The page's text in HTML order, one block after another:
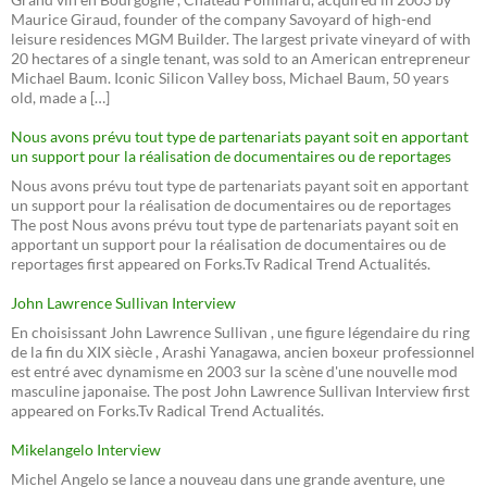
Maurice Giraud, founder of the company Savoyard of high-end
leisure residences MGM Builder. The largest private vineyard of with
20 hectares of a single tenant, was sold to an American entrepreneur
Michael Baum. Iconic Silicon Valley boss, Michael Baum, 50 years
old, made a […]
Nous avons prévu tout type de partenariats payant soit en apportant
un support pour la réalisation de documentaires ou de reportages
Nous avons prévu tout type de partenariats payant soit en apportant
un support pour la réalisation de documentaires ou de reportages
The post Nous avons prévu tout type de partenariats payant soit en
apportant un support pour la réalisation de documentaires ou de
reportages first appeared on Forks.Tv Radical Trend Actualités.
John Lawrence Sullivan Interview
En choisissant John Lawrence Sullivan , une figure légendaire du ring
de la fin du XIX siècle , Arashi Yanagawa, ancien boxeur professionnel
est entré avec dynamisme en 2003 sur la scène d'une nouvelle mod
masculine japonaise. The post John Lawrence Sullivan Interview first
appeared on Forks.Tv Radical Trend Actualités.
Mikelangelo Interview
Michel Angelo se lance a nouveau dans une grande aventure, une